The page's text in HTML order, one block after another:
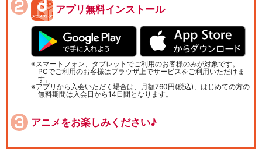
アプリ無料インストール
スマートフォン、タブレットでご利用のお客様のみが対象です。
PCでご利用のお客様はブラウザ上でサービスをご利用いただけま
す。
アプリから入会いただく場合は、月額760円(税込)、はじめての方の
無料期間は入会日から14日間となります。
アニメをお楽しみください♪